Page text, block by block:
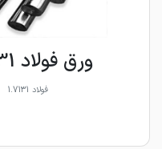
ورق فولاد 1.7131
فولاد 1.7131